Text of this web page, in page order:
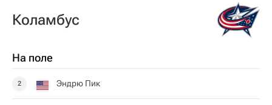
Коламбус
На поле
2 Эндрю Пик